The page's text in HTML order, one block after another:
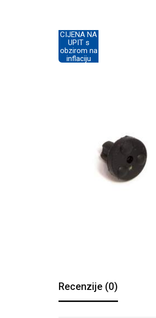
CIJENA NA
UPIT s
obzirom na
inflaciju
Recenzije (0)